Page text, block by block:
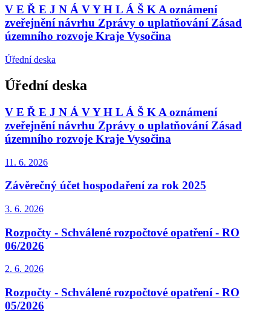
V E Ř E J N Á V Y H L Á Š K A oznámení
zveřejnění návrhu Zprávy o uplatňování Zásad
územního rozvoje Kraje Vysočina
Úřední deska
Úřední deska
V E Ř E J N Á V Y H L Á Š K A oznámení
zveřejnění návrhu Zprávy o uplatňování Zásad
územního rozvoje Kraje Vysočina
11. 6. 2026
Závěrečný účet hospodaření za rok 2025
3. 6. 2026
Rozpočty - Schválené rozpočtové opatření - RO
06/2026
2. 6. 2026
Rozpočty - Schválené rozpočtové opatření - RO
05/2026